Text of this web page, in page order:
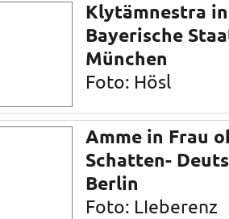
Klytämnestra
Bayerische
München
Foto: Hösl
Amme in Frau
Schatten-
Berlin
Foto: LIeberenz